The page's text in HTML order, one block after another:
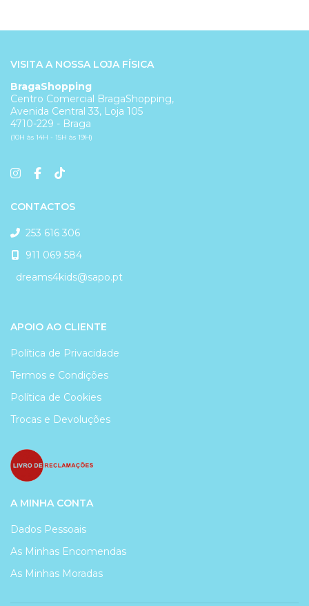
VISITA A NOSSA LOJA FÍSICA
BragaShopping
Centro Comercial BragaShopping,
Avenida Central 33, Loja 105
4710-229 - Braga
(10H às 14H - 15H às 19H)
CONTACTOS
253 616 306
911 069 584
dreams4kids@sapo.pt
APOIO AO CLIENTE
Política de Privacidade
Termos e Condições
Política de Cookies
Trocas e Devoluções
A MINHA CONTA
Dados Pessoais
As Minhas Encomendas
As Minhas Moradas